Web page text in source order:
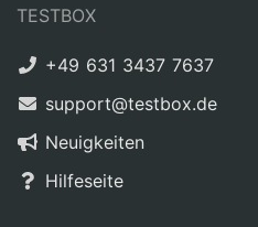
TESTBOX
+49 631 3437 7637
support@testbox.de
Neuigkeiten
Hilfeseite